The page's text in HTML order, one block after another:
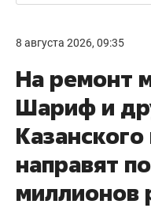
8 августа 2026, 09:35
На ремонт
Шариф и
направят
миллионов